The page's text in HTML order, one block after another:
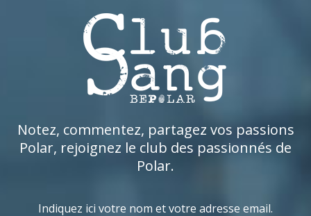
Notez, commentez, partagez vos passions
Polar, rejoignez le club des passionnés de
Polar.
Indiquez ici votre nom et votre adresse email.